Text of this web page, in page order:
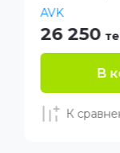
AVK
26 250
В
К